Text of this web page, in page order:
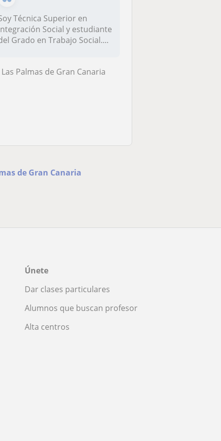
Técnica Superior en
Social y estudiante
Grado en Trabajo Social....
Las Palmas de Gran Canaria
de Gran Canaria
Únete
Dar clases particulares
Alumnos que buscan profesor
Alta centros